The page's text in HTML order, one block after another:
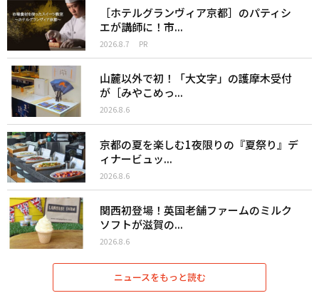
［ホテルグランヴィア京都］のパティシ
エが講師に！市...
2026.8.7 PR
山麓以外で初！「大文字」の護摩木受付
が［みやこめっ...
2026.8.6
京都の夏を楽しむ1夜限りの『夏祭り』デ
ィナービュッ...
2026.8.6
関西初登場！英国老舗ファームのミルク
ソフトが滋賀の...
2026.8.6
ニュースをもっと読む